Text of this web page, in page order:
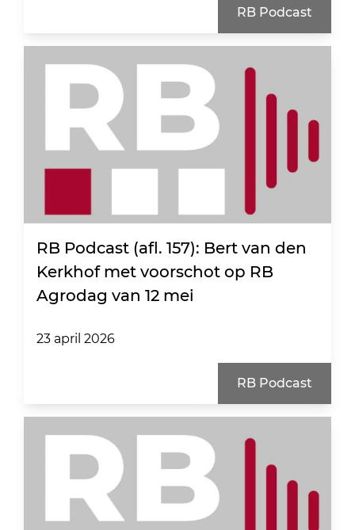
RB Podcast
RB Podcast (afl. 157): Bert van den
Kerkhof met voorschot op RB
Agrodag van 12 mei
23 april 2026
RB Podcast